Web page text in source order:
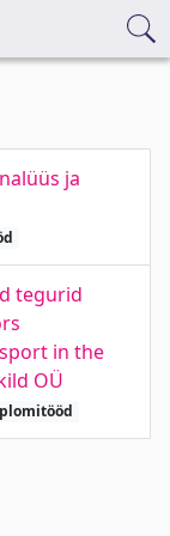
ja
tegurid
in the
OÜ